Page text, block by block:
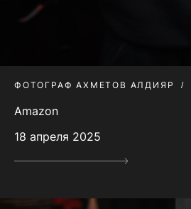
ФОТОГРАФ АХМЕТОВ АЛДИЯР
Amazon
18 апреля 2025